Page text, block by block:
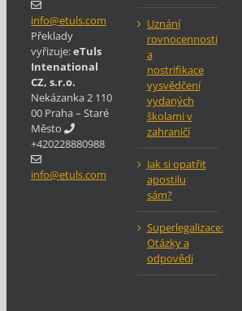
info@etuls.com
Překlady
vyřizuje:eTuls
Intenational
CZ, s.r.o.
Nekázanka 2 110
00 Praha – Staré
Město
+420228880988
info@etuls.com
Uznání
rovnocennosti
a
nostrifikace
vysvědčení
vydaných
školami v
zahraničí
Jak si opatřit
apostilu
sám?
Superlegalizace:
Otázky a
odpovědi